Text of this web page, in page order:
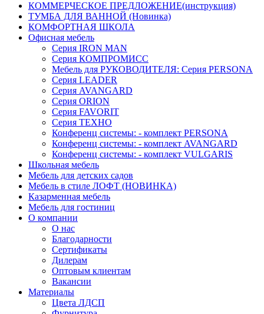
КОММЕРЧЕСКОЕ ПРЕДЛОЖЕНИЕ(инструкция)
ТУМБА ДЛЯ ВАННОЙ (Новинка)
КОМФОРТНАЯ ШКОЛА
Офисная мебель
Серия IRON MAN
Серия КОМПРОМИСС
Мебель для РУКОВОДИТЕЛЯ: Серия PERSONA
Серия LEADER
Серия AVANGARD
Серия ORION
Серия FAVORIT
Серия ТЕХНО
Конференц системы: - комплект PERSONA
Конференц системы: - комплект AVANGARD
Конференц системы: - комплект VULGARIS
Школьная мебель
Мебель для детских садов
Мебель в стиле ЛОФТ (НОВИНКА)
Казарменная мебель
Мебель для гостиниц
О компании
О нас
Благодарности
Сертификаты
Дилерам
Оптовым клиентам
Вакансии
Материалы
Цвета ЛДСП